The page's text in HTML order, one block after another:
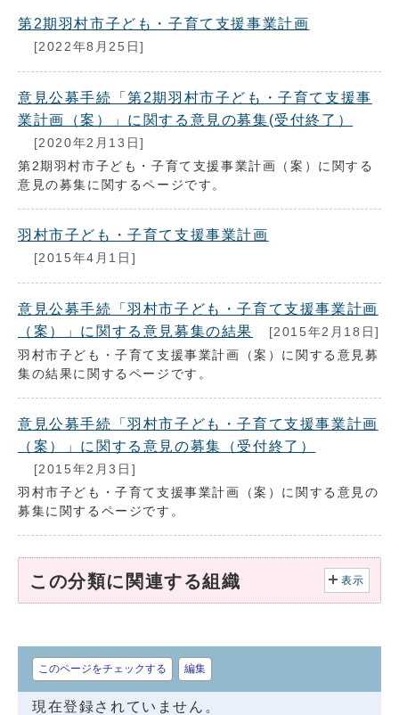
第2期羽村市子ども・子育て支援事業計画
[2022年8月25日]
意見公募手続「第2期羽村市子ども・子育て支援事
業計画（案）」に関する意見の募集(受付終了）
[2020年2月13日]
第2期羽村市子ども・子育て支援事業計画（案）に関する
意見の募集に関するページです。
羽村市子ども・子育て支援事業計画
[2015年4月1日]
意見公募手続「羽村市子ども・子育て支援事業計画
（案）」に関する意見募集の結果
[2015年2月18日]
羽村市子ども・子育て支援事業計画（案）に関する意見募
集の結果に関するページです。
意見公募手続「羽村市子ども・子育て支援事業計画
（案）」に関する意見の募集（受付終了）
[2015年2月3日]
羽村市子ども・子育て支援事業計画（案）に関する意見の
募集に関するページです。
この分類に関連する組織 表示
このページをチェックする 編集
現在登録されていません。